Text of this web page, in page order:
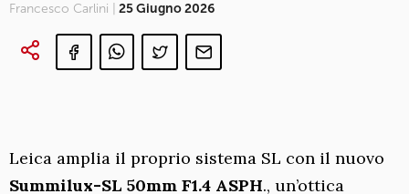
Francesco Carlini | 25 Giugno 2026
Leica amplia il proprio sistema SL con il nuovo
Summilux-SL 50mm F1.4 ASPH., un’ottica